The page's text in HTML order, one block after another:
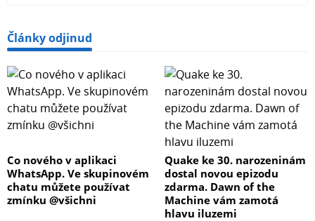
Články odjinud
Co nového v aplikaci
WhatsApp. Ve skupinovém
chatu můžete používat
zmínku @všichni
Quake ke 30. narozeninám
dostal novou epizodu
zdarma. Dawn of the
Machine vám zamotá
hlavu iluzemi